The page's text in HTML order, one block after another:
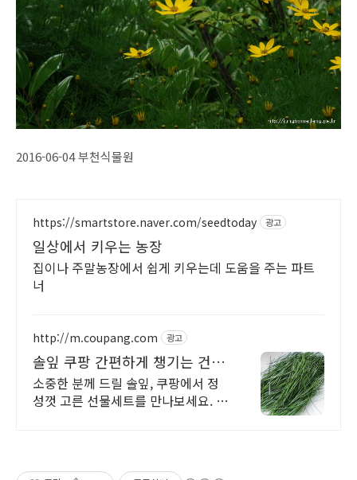
2016-06-04 부천식물원
https://smartstore.naver.com/seedtoday 광고
일상에서 키우는 농장
집이나 주말농장에서 쉽게 키우는데 도움을 주는 파트
너
http://m.coupang.com 광고
솔잎 쿠팡 간편하게 챙기는 건강
습관
소중한 분께 드릴 솔잎, 쿠팡에서 정
성껏 고른 선물세트를 만나보세요. 감